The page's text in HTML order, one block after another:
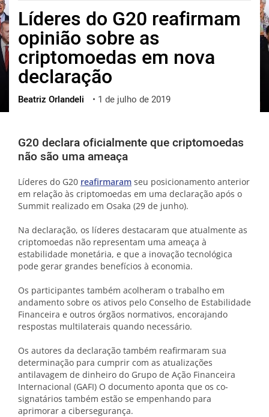
русский
한국어
العربية
ไทย
ქართული
vietnamese
Líderes do G20 reafirmam
opinião sobre as
criptomoedas em nova
declaração
Beatriz Orlandeli • 1 de julho de 2019
G20 declara oficialmente que criptomoedas
não são uma ameaça
Líderes do G20 reafirmaram seu posicionamento anterior
em relação às criptomoedas em uma declaração após o
Summit realizado em Osaka (29 de junho).
Na declaração, os líderes destacaram que atualmente as
criptomoedas não representam uma ameaça à
estabilidade monetária, e que a inovação tecnológica
pode gerar grandes benefícios à economia.
Os participantes também acolheram o trabalho em
andamento sobre os ativos pelo Conselho de Estabilidade
Financeira e outros órgãos normativos, encorajando
respostas multilaterais quando necessário.
Os autores da declaração também reafirmaram sua
determinação para cumprir com as atualizações
antilavagem de dinheiro do Grupo de Ação Financeira
Internacional (GAFI) O documento aponta que os co-
signatários também estão se empenhando para
aprimorar a cibersegurança.